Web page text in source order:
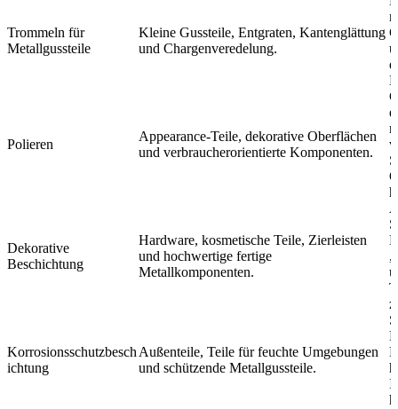
Trommeln für
Metallgussteile
Kleine Gussteile, Entgraten, Kantenglättung
und Chargenveredelung.
Polieren
Appearance-Teile, dekorative Oberflächen
und verbraucherorientierte Komponenten.
Dekorative
Beschichtung
Hardware, kosmetische Teile, Zierleisten
und hochwertige fertige
Metallkomponenten.
,
z.
Korrosionsschutzbesch
ichtung
Außenteile, Teile für feuchte Umgebungen
und schützende Metallgussteile.